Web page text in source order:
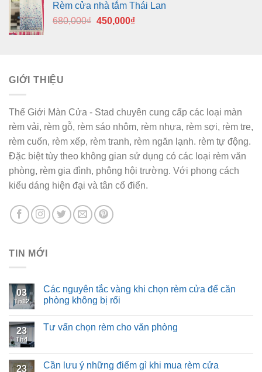
Rèm cửa nhà tắm Thái Lan
680,000₫ Giá
450,000₫Giá
GIỚI THIỆU
Thế Giới Màn Cửa - Stad chuyên cung cấp các loại màn
rèm vải, rèm gỗ, rèm sáo nhôm, rèm nhựa, rèm sợi, rèm tre,
rèm cuốn, rèm xếp, rèm tranh, rèm ngăn lạnh. rèm tự động.
Đặc biệt tùy theo không gian sử dụng có các loại rèm văn
phòng, rèm gia đình, phông hội trường. Với phong cách
kiểu dáng hiện đại và tân cổ điển.
TIN MỚI
03
Th12
Các nguyên tắc vàng khi chọn rèm cửa để căn
phòng không bị rối
23
Th4
Tư vấn chọn rèm cho văn phòng
23 Cần lưu ý những điểm gì khi mua rèm cửa